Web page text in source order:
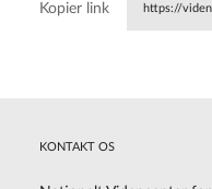
Kopier link https://
KONTAKT OS